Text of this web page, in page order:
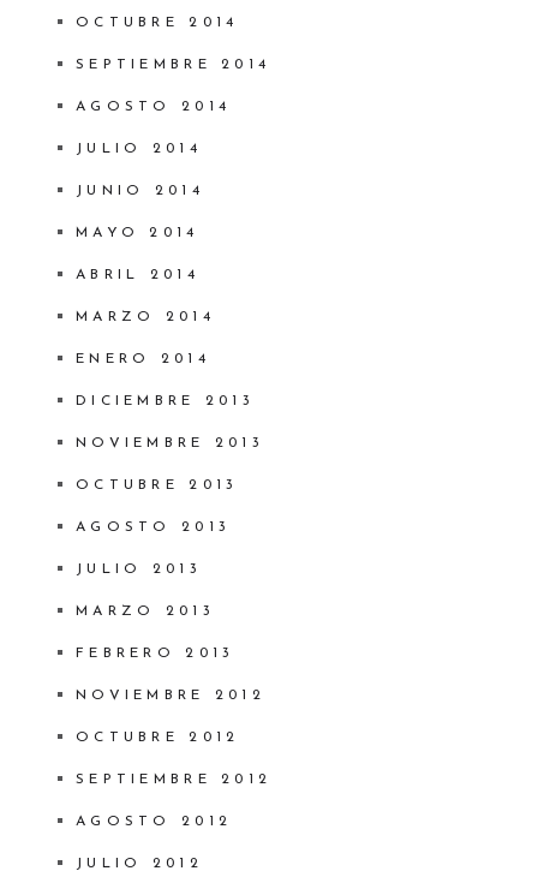
OCTUBRE 2014
SEPTIEMBRE 2014
AGOSTO 2014
JULIO 2014
JUNIO 2014
MAYO 2014
ABRIL 2014
MARZO 2014
ENERO 2014
DICIEMBRE 2013
NOVIEMBRE 2013
OCTUBRE 2013
AGOSTO 2013
JULIO 2013
MARZO 2013
FEBRERO 2013
NOVIEMBRE 2012
OCTUBRE 2012
SEPTIEMBRE 2012
AGOSTO 2012
JULIO 2012